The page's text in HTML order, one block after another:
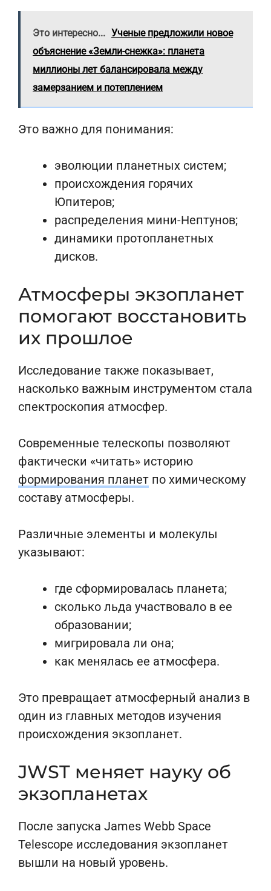
Это интересно... Ученые предложили новое
объяснение «Земли-снежка»: планета
миллионы лет балансировала между
замерзанием и потеплением
Это важно для понимания:
эволюции планетных систем;
происхождения горячих
Юпитеров;
распределения мини-Нептунов;
динамики протопланетных
дисков.
Атмосферы экзопланет
помогают восстановить
их прошлое
Исследование также показывает,
насколько важным инструментом стала
спектроскопия атмосфер.
Современные телескопы позволяют
фактически «читать» историю
формирования планет по химическому
составу атмосферы.
Различные элементы и молекулы
указывают:
где сформировалась планета;
сколько льда участвовало в ее
образовании;
мигрировала ли она;
как менялась ее атмосфера.
Это превращает атмосферный анализ в
один из главных методов изучения
происхождения экзопланет.
JWST меняет науку об
экзопланетах
После запуска James Webb Space
Telescope исследования экзопланет
вышли на новый уровень.